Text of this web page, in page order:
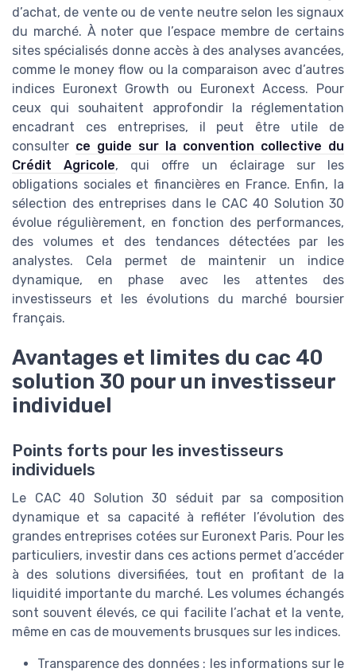
d’achat, de vente ou de vente neutre selon les signaux
du marché. À noter que l’espace membre de certains
sites spécialisés donne accès à des analyses avancées,
comme le money flow ou la comparaison avec d’autres
indices Euronext Growth ou Euronext Access. Pour
ceux qui souhaitent approfondir la réglementation
encadrant ces entreprises, il peut être utile de
consulter ce guide sur la convention collective du
Crédit Agricole, qui offre un éclairage sur les
obligations sociales et financières en France. Enfin, la
sélection des entreprises dans le CAC 40 Solution 30
évolue régulièrement, en fonction des performances,
des volumes et des tendances détectées par les
analystes. Cela permet de maintenir un indice
dynamique, en phase avec les attentes des
investisseurs et les évolutions du marché boursier
français.
Avantages et limites du cac 40
solution 30 pour un investisseur
individuel
Points forts pour les investisseurs
individuels
Le CAC 40 Solution 30 séduit par sa composition
dynamique et sa capacité à refléter l’évolution des
grandes entreprises cotées sur Euronext Paris. Pour les
particuliers, investir dans ces actions permet d’accéder
à des solutions diversifiées, tout en profitant de la
liquidité importante du marché. Les volumes échangés
sont souvent élevés, ce qui facilite l’achat et la vente,
même en cas de mouvements brusques sur les indices.
Transparence des données : les informations sur le